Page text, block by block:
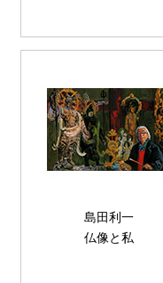
島田利一
仏像と私